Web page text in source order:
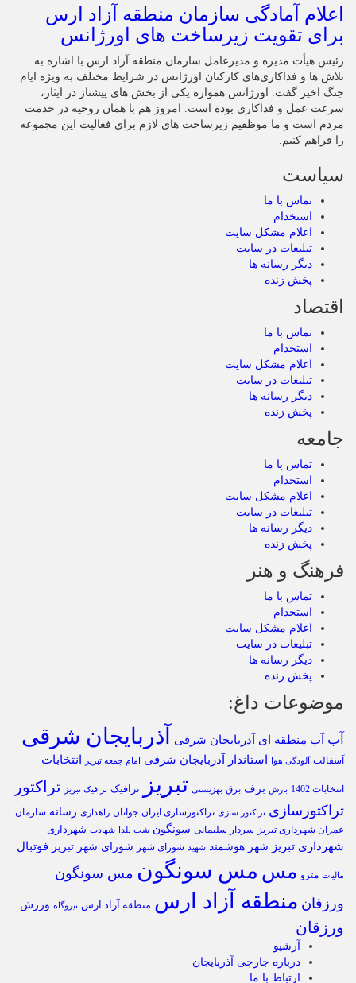
اعلام آمادگی سازمان منطقه آزاد ارس
برای تقویت زیرساخت‌ های اورژانس
رئیس هیأت‌ مدیره و مدیرعامل سازمان منطقه آزاد ارس با اشاره به
تلاش‌ ها و فداکاری‌های کارکنان اورژانس در شرایط مختلف به‌ ویژه ایام
جنگ اخیر گفت: اورژانس همواره یکی از بخش‌ های پیشتاز در ایثار،
سرعت‌ عمل و فداکاری بوده است. امروز هم با همان روحیه در خدمت
مردم است و ما موظفیم زیرساخت‌ های لازم برای فعالیت این مجموعه
را فراهم کنیم.
سیاست
تماس با ما
استخدام
اعلام مشکل سایت
تبلیغات در سایت
دیگر رسانه ها
پخش زنده
اقتصاد
تماس با ما
استخدام
اعلام مشکل سایت
تبلیغات در سایت
دیگر رسانه ها
پخش زنده
جامعه
تماس با ما
استخدام
اعلام مشکل سایت
تبلیغات در سایت
دیگر رسانه ها
پخش زنده
فرهنگ و هنر
تماس با ما
استخدام
اعلام مشکل سایت
تبلیغات در سایت
دیگر رسانه ها
پخش زنده
موضوعات داغ:
آب آب منطقه ای آذربایجان شرقی آذربایجان شرقی
آسفالت آلودگی هوا استاندار آذربایجان شرقی امام جمعه تبریز انتخابات
انتخابات 1402 بارش برف برق بهزیستی تبریز ترافیک ترافیک تبریز تراکتور
تراکتورسازی تراکتور سازی تراکتورسازی ایران جوانان راهداری رسانه سازمان
عمران شهرداری تبریز سردار سلیمانی سونگون شب یلدا شهادت شهرداری
شهرداری تبریز شهر هوشمند شهید شورای شهر شورای شهر تبریز فوتبال
مالیات مترو مس مس سونگون مس سونگون
ورزقان منطقه آزاد ارس منظقه آزاد ارس نیروگاه ورزش
ورزقان
آرشیو
درباره جارچی آذربایجان
ارتباط با ما